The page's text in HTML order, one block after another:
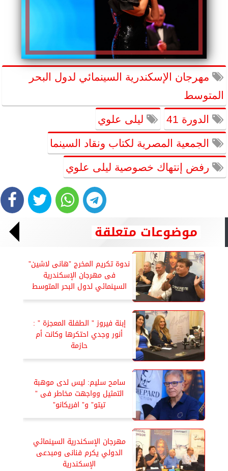
مهرجان الإسكندرية السينمائي لدول البحر
المتوسط
الدورة 41 ليلى علوي
الجمعية المصرية لكتاب ونقاد السينما
رفض إنتهاك خصوصية ليلى علوي
موضوعات متعلقة
ندوة تكريم المخرج ”هانى لاشين”
فى مهرجان الإسكندرية
السينمائي لدول البحر المتوسط
إبنة فيروز ” الطفلة المعجزة ” :
أنور وجدي احتكرها وكانت أم
حازمة
سامح سليم: ليس لدى موهبة
التمثيل وواجهت مخاطر فى ”
تيتو” و” افريكانو”
مهرجان الإسكندرية السينمائي
الدولي يكرم فنانى ومبدعى
الإسكندرية